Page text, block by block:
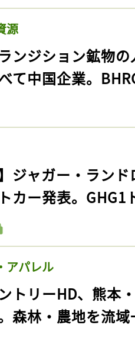
源
ンジション鉱物
て中国企業。
ジャガー・ラン
カー発表。GHG1
アパレル
トリーHD、熊本
森林・農地を流